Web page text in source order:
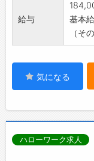
給与
基本
（そ
気になる
ハローワーク求人